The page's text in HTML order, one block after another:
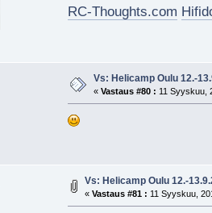
RC-Thoughts.com
Vs: Helicamp Oulu 12.-
« Vastaus #80 : 11 Syyskuu,
Vs: Helicamp Oulu 12.-
« Vastaus #81 : 11 Syyskuu,